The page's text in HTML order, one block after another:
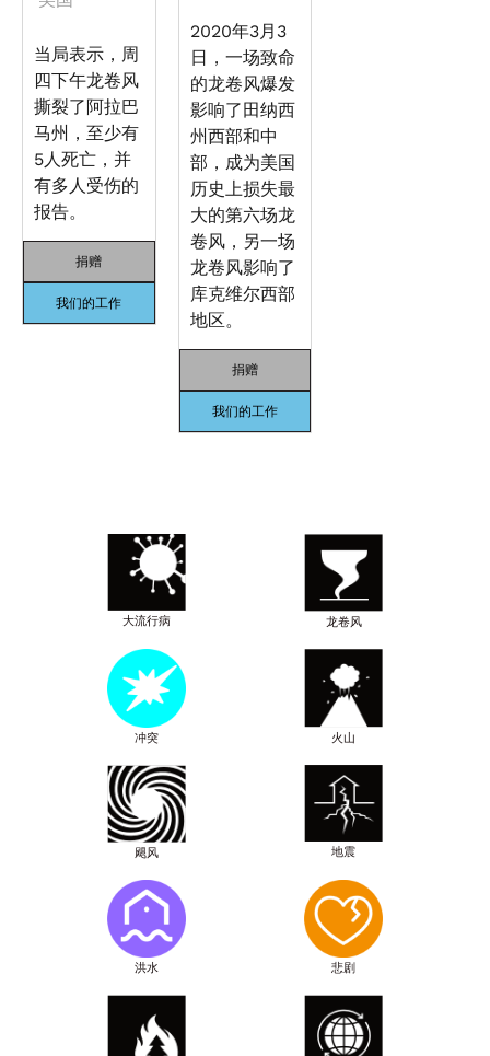
当局表示，周
四下午龙卷风
撕裂了阿拉巴
马州，至少有
5人死亡，并
有多人受伤的
报告。
捐赠
我们的工作
2020年3月3
日，一场致命
的龙卷风爆发
影响了田纳西
州西部和中
部，成为美国
历史上损失最
大的第六场龙
卷风，另一场
龙卷风影响了
库克维尔西部
地区。
捐赠
我们的工作
大流行病 龙卷风
冲突 火山
飓风 地震
洪水 悲剧